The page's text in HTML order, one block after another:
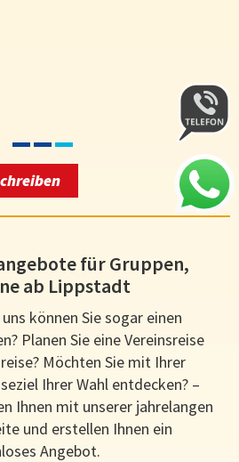
für Gruppen,
ab Lippstadt
können Sie sogar einen
Planen Sie eine Vereinsreise
Möchten Sie mit Ihrer
Ihrer Wahl entdecken? –
Ihnen mit unserer jahrelangen
und erstellen Ihnen ein
Angebot.